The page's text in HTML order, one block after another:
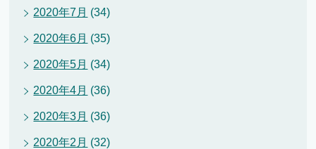
2020年7月 (34)
2020年6月 (35)
2020年5月 (34)
2020年4月 (36)
2020年3月 (36)
2020年2月 (32)